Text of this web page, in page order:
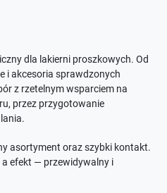
dla lakierni proszkowych. Od
i akcesoria sprawdzonych
z rzetelnym wsparciem na
przez przygotowanie
asortyment oraz szybki kontakt.
a efekt — przewidywalny i